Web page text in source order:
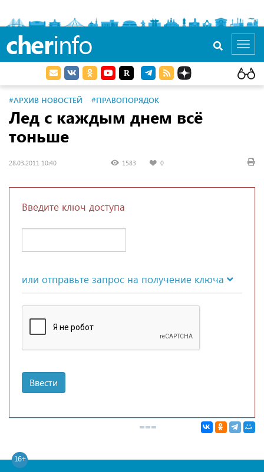
cherinfo
#АРХИВ НОВОСТЕЙ #ПРАВОПОРЯДОК
Лед с каждым днем всё
тоньше
28.03.2011 10:40 1583 0
Введите ключ доступа
или отправьте запрос на получение ключа
Ввести
16+